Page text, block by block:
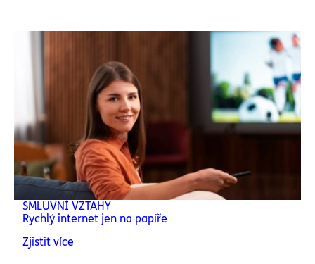
SMLUVNÍ VZTAHY
Rychlý internet jen na papíře
Zjistit více